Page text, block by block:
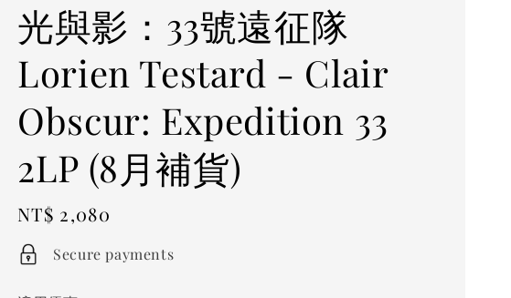
光與影：33號遠征隊
Lorien Testard - Clair
Obscur: Expedition 33
2LP (8月補貨)
Regular
price
NT$ 2,080
Secure payments